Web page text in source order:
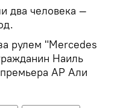
два человека —
рулем "Mercedes
Наиль
АР Али